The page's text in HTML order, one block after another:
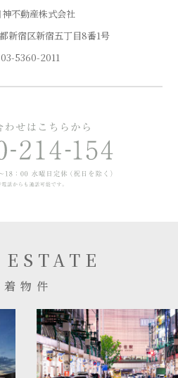
不動産株式会社
新宿区新宿五丁目8番1号
03-5360-2011
着物件